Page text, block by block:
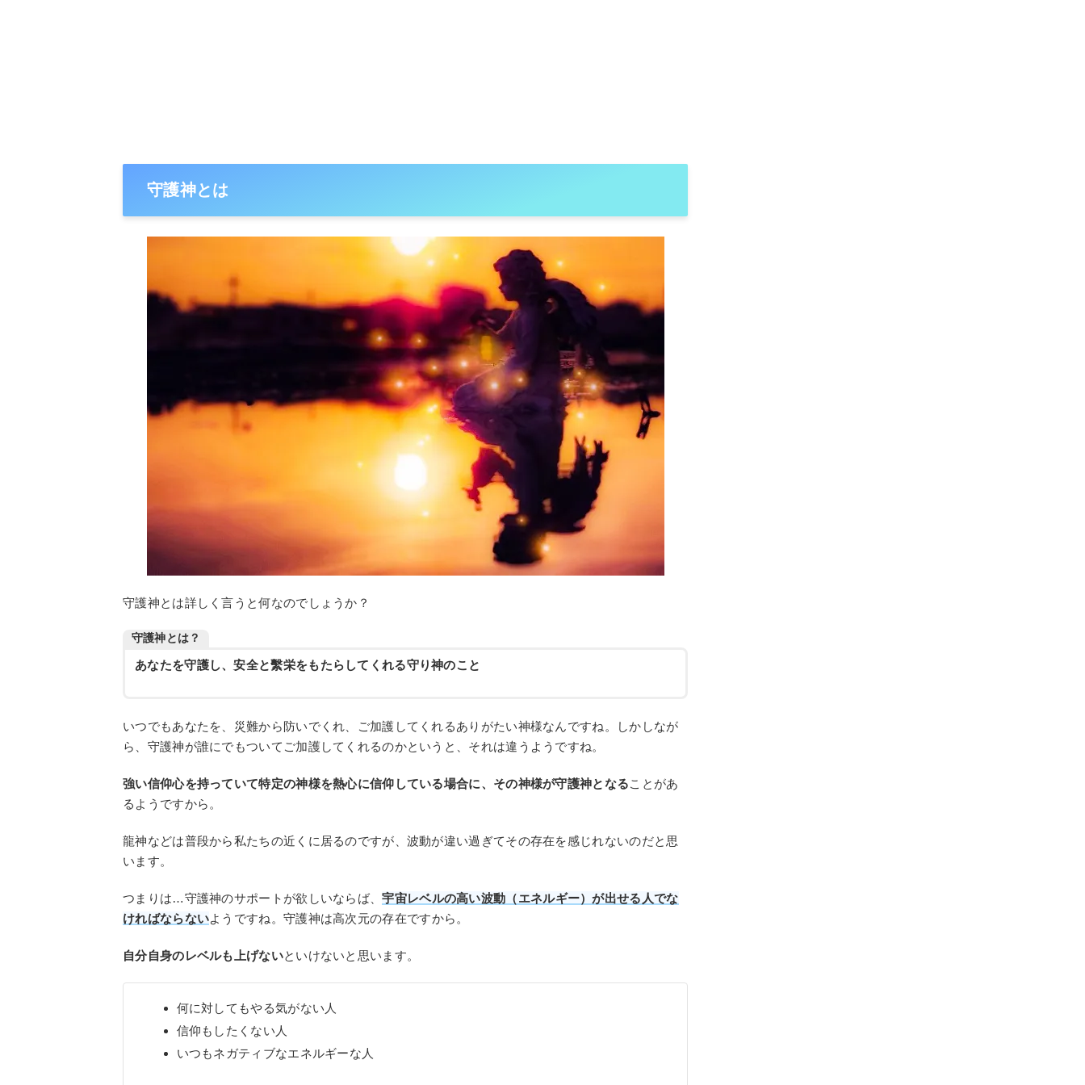
守護神とは
守護神とは詳しく言うと何なのでしょうか？
守護神とは？
あなたを守護し、安全と繫栄をもたらしてくれる守り神のこと
いつでもあなたを、災難から防いでくれ、ご加護してくれるありがたい神様なんですね。しかしなが
ら、守護神が誰にでもついてご加護してくれるのかというと、それは違うようですね。
強い信仰心を持っていて特定の神様を熱心に信仰している場合に、その神様が守護神となることがあ
るようですから。
龍神などは普段から私たちの近くに居るのですが、波動が違い過ぎてその存在を感じれないのだと思
います。
つまりは…守護神のサポートが欲しいならば、宇宙レベルの高い波動（エネルギー）が出せる人でな
ければならないようですね。守護神は高次元の存在ですから。
自分自身のレベルも上げないといけないと思います。
何に対してもやる気がない人
信仰もしたくない人
いつもネガティブなエネルギーな人